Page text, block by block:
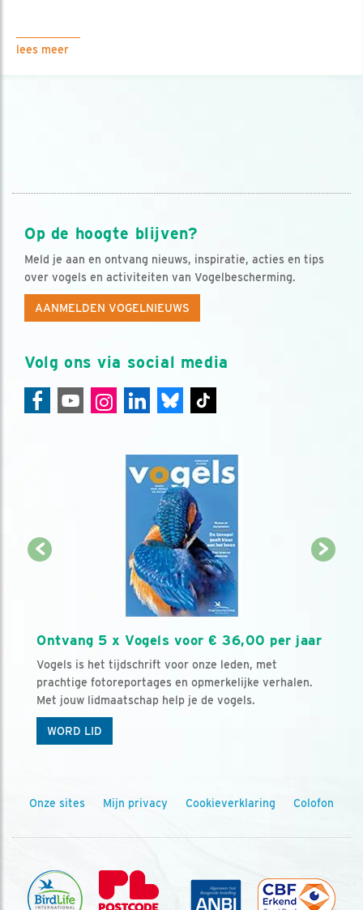
lees meer
Op de hoogte blijven?
Meld je aan en ontvang nieuws, inspiratie, acties en tips
over vogels en activiteiten van Vogelbescherming.
AANMELDEN VOGELNIEUWS
Volg ons via social media
Ontvang 5 x Vogels voor € 36,00 per jaar
Vogels is het tijdschrift voor onze leden, met
prachtige fotoreportages en opmerkelijke verhalen.
Met jouw lidmaatschap help je de vogels.
WORD LID
Onze sites Mijn privacy Cookieverklaring Colofon